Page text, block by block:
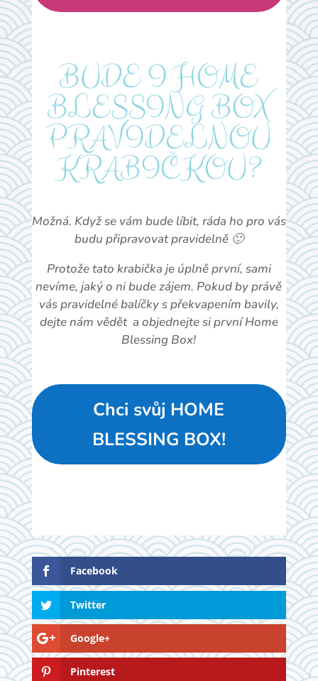
BUDE I HOME
BLESSING BOX
PRAVIDELNOU
KRABIČKOU?
Možná. Když se vám bude líbit, ráda ho pro vás
budu připravovat pravidelně 🙂
Protože tato krabička je úplně první, sami
nevíme, jaký o ni bude zájem. Pokud by právě
vás pravidelné balíčky s překvapením bavily,
dejte nám vědět a objednejte si první Home
Blessing Box!
Chci svůj HOME
BLESSING BOX!
Facebook
Twitter
Google+
Pinterest